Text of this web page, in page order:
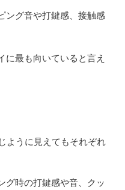
ング音や打鍵感、接触感
最も向いていると言え
ように見えてもそれぞれ
グ時の打鍵感や音、クッ